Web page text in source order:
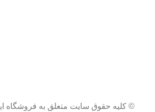
© کلیه حقوق سایت متعلق به فروشگاه